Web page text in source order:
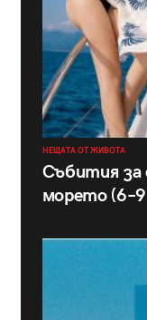
НЕЩАТА ОТ ЖИВОТА
Събития за
морето